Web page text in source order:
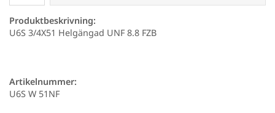
Produktbeskrivning:
U6S 3/4X51 Helgängad UNF 8.8 FZB
Artikelnummer:
U6S W 51NF